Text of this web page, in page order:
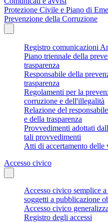
Protezione Civile e Piano di
Prevenzione della Corruzione
Registro comunicazioni
Piano triennale della
trasparenza
Responsabile della
trasparenza
Regolamenti per la
corruzione e dell'illegalità
Relazione del
e della trasparenza
Provvedimenti adottati
tali provvedimenti
Atti di accertamento delle
Accesso civico
Accesso civico semplice
soggetti a pubblicazione
Accesso civico
Registro degli accessi